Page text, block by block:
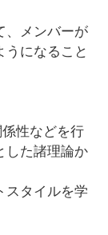
、メンバーが
うになること
性などを行
した諸理論か
スタイルを学